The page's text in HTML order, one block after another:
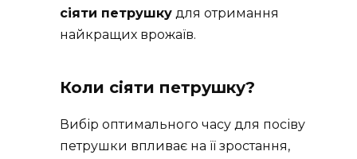
сіяти петрушку для отримання
найкращих врожаїв.
Коли сіяти петрушку?
Вибір оптимального часу для посіву
петрушки впливає на її зростання,